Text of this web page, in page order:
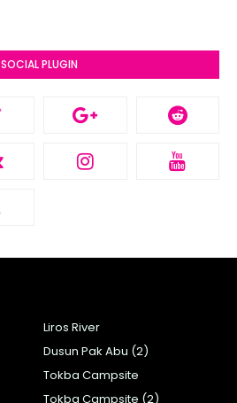
SOCIAL PLUGIN
Liros River
Dusun Pak Abu (2)
Tokba Campsite
Tokba Campsite (2)